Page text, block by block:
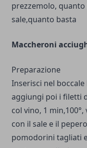
prezzemolo, quanto
sale,quanto basta
Maccheroni
Preparazione
Inserisci nel
aggiungi poi i filetti
col vino, 1
con il sale e il
pomodorini tagliati